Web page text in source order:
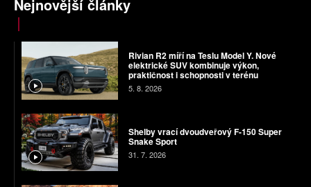
Nejnovější články
Rivian R2 míří na Teslu Model Y. Nové
elektrické SUV kombinuje výkon,
praktičnost i schopnosti v terénu
5. 8. 2026
Shelby vrací dvoudveřový F-150 Super
Snake Sport
31. 7. 2026